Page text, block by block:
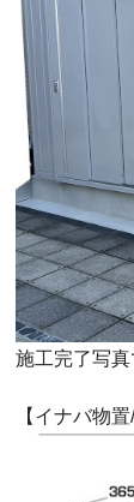
施工完了写真
【イナバ物